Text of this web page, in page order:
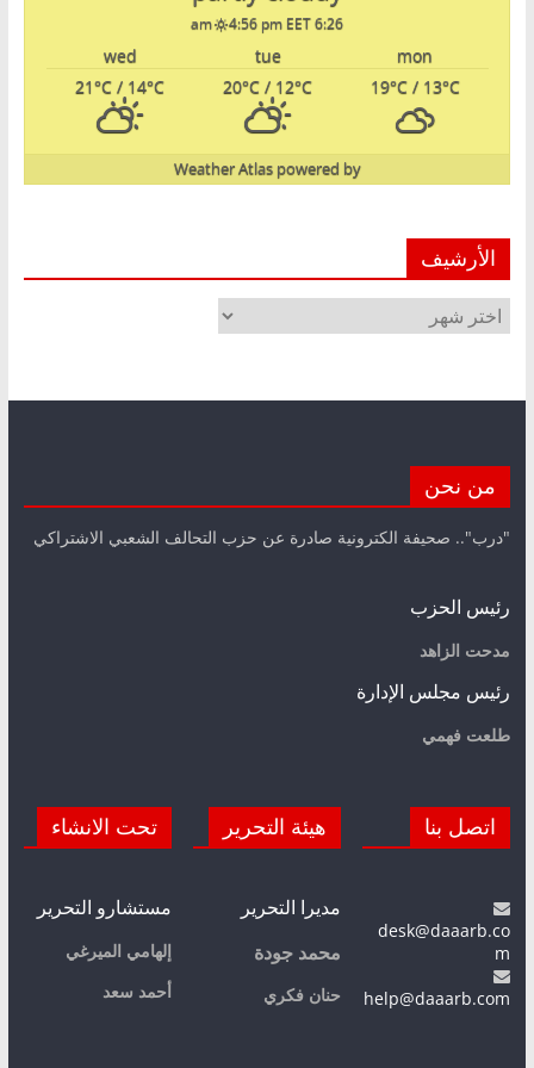
6:26 am
4:56 pm EET
mon
tue
wed
19°C/ 13°C
20°C / 12°C
21°C / 14°C
powered by
Weather Atlas
الأرشيف
الأرشيف
من نحن
"درب".. صحيفة الكترونية صادرة عن حزب التحالف الشعبي الاشتراكي
رئيس الحزب
مدحت الزاهد
رئيس مجلس الإدارة
طلعت فهمي
اتصل بنا
desk@daaarb.co
m
help@daaarb.com
هيئة التحرير
مديرا التحرير
محمد جودة
حنان فكري
تحت الانشاء
مستشارو التحرير
إلهامي الميرغي
أحمد سعد